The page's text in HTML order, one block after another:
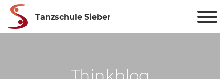
Tanzschule Sieber